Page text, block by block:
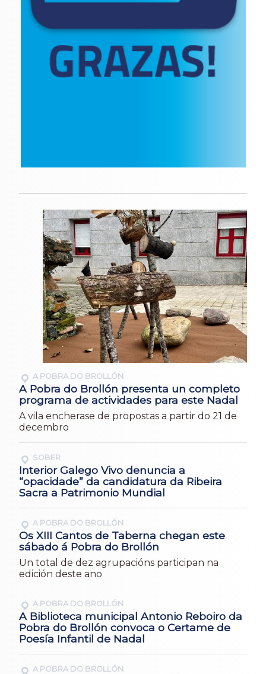
A POBRA DO BROLLÓN
A Pobra do Brollón presenta un completo
programa de actividades para este Nadal
A vila encherase de propostas a partir do 21 de
decembro
SOBER
Interior Galego Vivo denuncia a
“opacidade” da candidatura da Ribeira
Sacra a Patrimonio Mundial
A POBRA DO BROLLÓN
Os XIII Cantos de Taberna chegan este
sábado á Pobra do Brollón
Un total de dez agrupacións participan na
edición deste ano
A POBRA DO BROLLÓN
A Biblioteca municipal Antonio Reboiro da
Pobra do Brollón convoca o Certame de
Poesía Infantil de Nadal
A POBRA DO BROLLÓN